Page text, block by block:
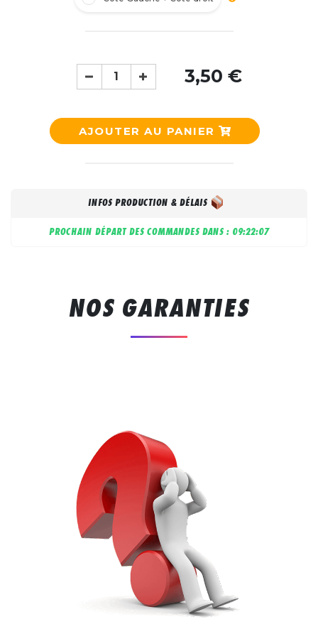
3,50 €
AJOUTER AU PANIER
INFOS PRODUCTION & DÉLAIS
PROCHAIN DÉPART DES COMMANDES DANS : 09:22:06
NOS GARANTIES